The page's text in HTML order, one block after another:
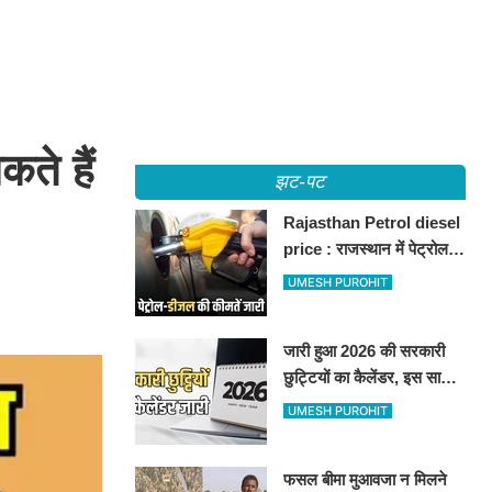
हैं
झट-पट
Rajasthan Petrol diesel
price : राजस्थान में पेट्रोल-
डीजल की कीमतें जारी, जानिए
UMESH PUROHIT
जारी हुआ 2026 की सरकारी
छुट्टियों का कैलेंडर, इस साल
कई बार मिलेगा लगातार
UMESH PUROHIT
फसल बीमा मुआवजा न मिलने